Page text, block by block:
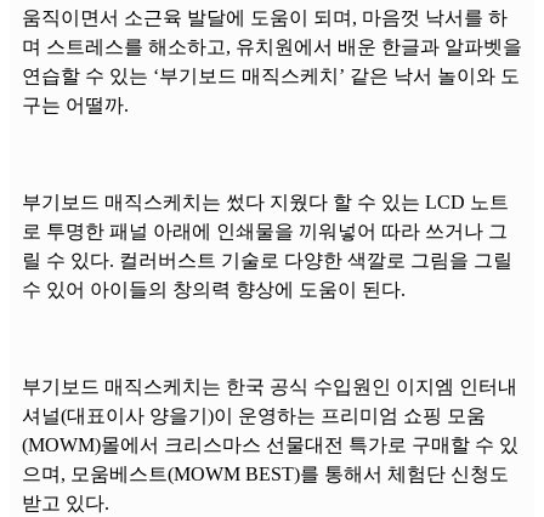
움직이면서 소근육 발달에 도움이 되며, 마음껏 낙서를 하
며 스트레스를 해소하고, 유치원에서 배운 한글과 알파벳을
연습할 수 있는 ‘부기보드 매직스케치’ 같은 낙서 놀이와 도
구는 어떨까.
부기보드 매직스케치는 썼다 지웠다 할 수 있는 LCD 노트
로 투명한 패널 아래에 인쇄물을 끼워넣어 따라 쓰거나 그
릴 수 있다. 컬러버스트 기술로 다양한 색깔로 그림을 그릴
수 있어 아이들의 창의력 향상에 도움이 된다.
부기보드 매직스케치는 한국 공식 수입원인 이지엠 인터내
셔널(대표이사 양을기)이 운영하는 프리미엄 쇼핑 모움
(MOWM)몰에서 크리스마스 선물대전 특가로 구매할 수 있
으며, 모움베스트(MOWM BEST)를 통해서 체험단 신청도
받고 있다.